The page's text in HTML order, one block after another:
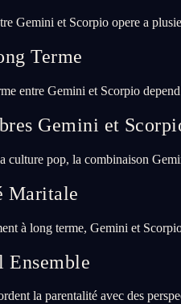
Gemini et Scorpio opere a
Terme
entre Gemini et Scorpio
Gemini et
culture pop, la combinaison
Maritale
à long terme, Gemini et
Ensemble
la parentalité avec des